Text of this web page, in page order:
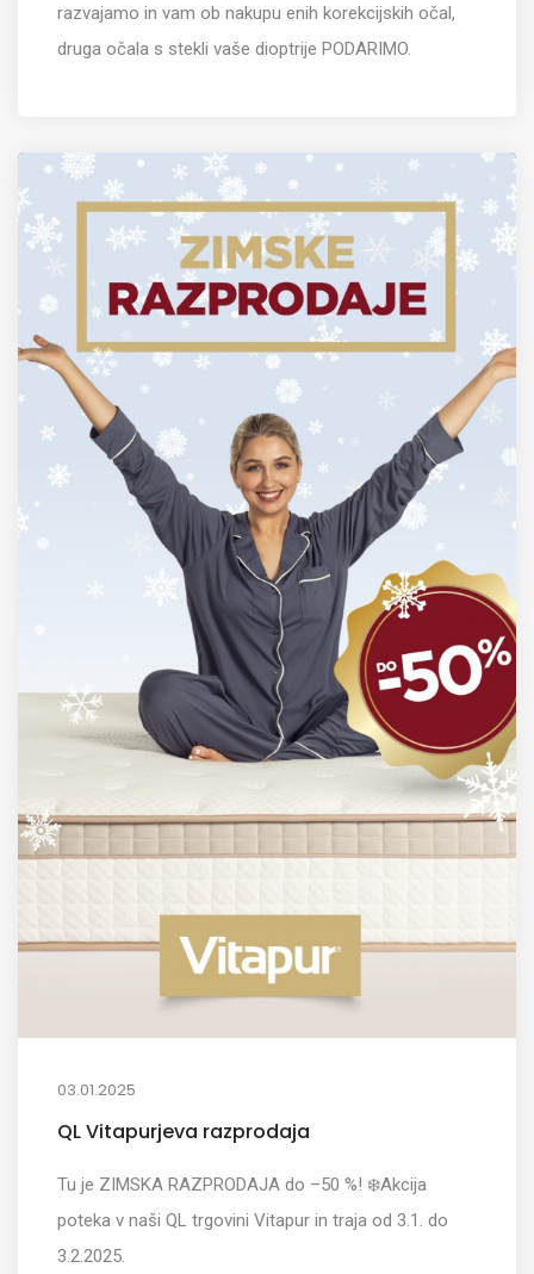
razvajamo in vam ob nakupu enih korekcijskih očal,
druga očala s stekli vaše dioptrije PODARIMO.
03.01.2025
QL Vitapurjeva razprodaja
Tu je ZIMSKA RAZPRODAJA do –50 %! ❄️Akcija
poteka v naši QL trgovini Vitapur in traja od 3.1. do
3.2.2025.